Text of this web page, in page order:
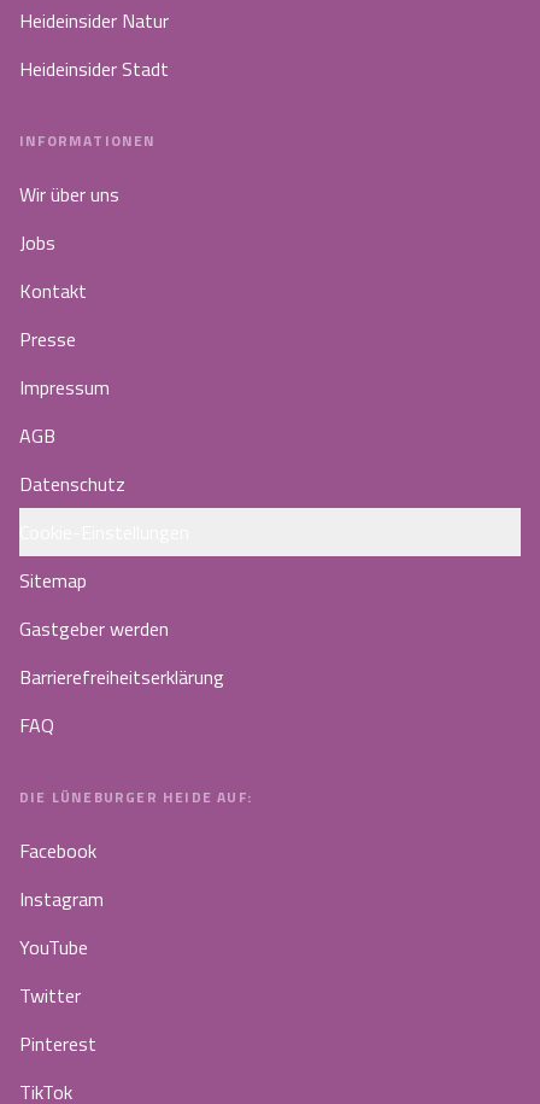
Heideinsider Natur
Heideinsider Stadt
INFORMATIONEN
Wir über uns
Jobs
Kontakt
Presse
Impressum
AGB
Datenschutz
Sitemap
Gastgeber werden
Barrierefreiheitserklärung
FAQ
DIE LÜNEBURGER HEIDE AUF:
Facebook
Instagram
YouTube
Twitter
Pinterest
TikTok